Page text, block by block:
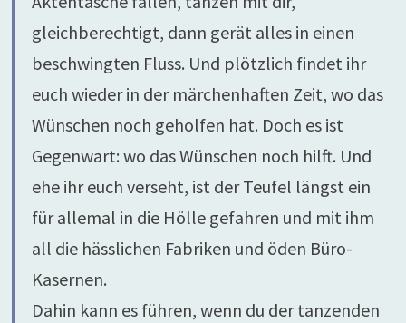
gleichberechtigt, dann gerät alles in einen
beschwingten Fluss. Und plötzlich findet ihr
euch wieder in der märchenhaften Zeit, wo das
Wünschen noch geholfen hat. Doch es ist
Gegenwart: wo das Wünschen noch hilft. Und
ehe ihr euch verseht, ist der Teufel längst ein
für allemal in die Hölle gefahren und mit ihm
all die hässlichen Fabriken und öden Büro-
Kasernen.
Dahin kann es führen, wenn du der tanzenden